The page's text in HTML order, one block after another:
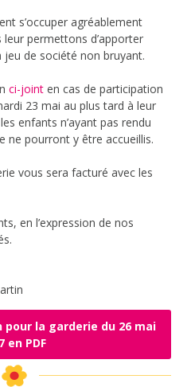
s’occuper agréablement
permettons d’apporter
de société non bruyant.
ci-joint en cas de participation
23 mai au plus tard à leur
enfants n’ayant pas rendu
ne pourront y être accueillis.
vous sera facturé avec les
en l’expression de nos
la garderie du 26 mai
en PDF